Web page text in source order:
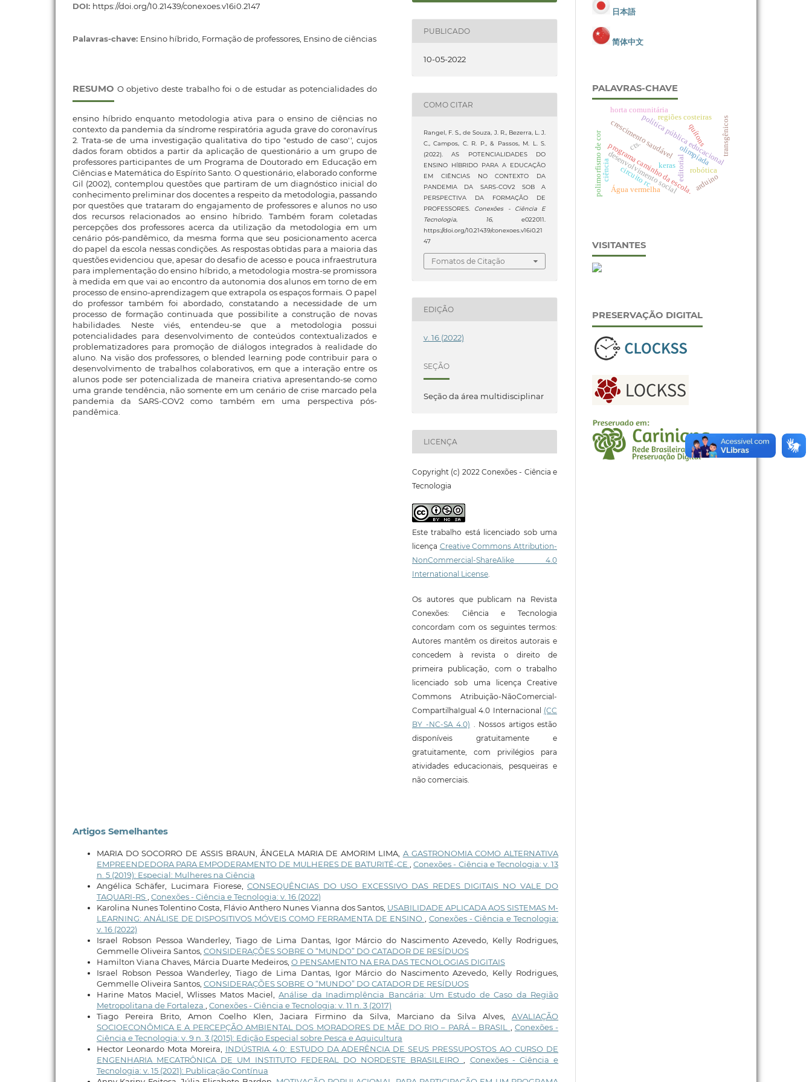
DOI: https://doi.org/10.21439/conexoes.v16i0.2147
Palavras-chave: Ensino híbrido, Formação de professores, Ensino de ciências
RESUMO O objetivo deste trabalho foi o de estudar as potencialidades do
ensino híbrido enquanto metodologia ativa para o ensino de ciências no
contexto da pandemia da síndrome respiratória aguda grave do coronavírus
2. Trata-se de uma investigação qualitativa do tipo "estudo de caso'', cujos
dados foram obtidos a partir da aplicação de questionário a um grupo de
professores participantes de um Programa de Doutorado em Educação em
Ciências e Matemática do Espírito Santo. O questionário, elaborado conforme
Gil (2002), contemplou questões que partiram de um diagnóstico inicial do
conhecimento preliminar dos docentes a respeito da metodologia, passando
por questões que trataram do engajamento de professores e alunos no uso
dos recursos relacionados ao ensino híbrido. Também foram coletadas
percepções dos professores acerca da utilização da metodologia em um
cenário pós-pandêmico, da mesma forma que seu posicionamento acerca
do papel da escola nessas condições. As respostas obtidas para a maioria das
questões evidenciou que, apesar do desafio de acesso e pouca infraestrutura
para implementação do ensino híbrido, a metodologia mostra-se promissora
à medida em que vai ao encontro da autonomia dos alunos em torno de em
processo de ensino-aprendizagem que extrapola os espaços formais. O papel
do professor também foi abordado, constatando a necessidade de um
processo de formação continuada que possibilite a construção de novas
habilidades. Neste viés, entendeu-se que a metodologia possui
potencialidades para desenvolvimento de conteúdos contextualizados e
problematizadores para promoção de diálogos integrados à realidade do
aluno. Na visão dos professores, o blended learning pode contribuir para o
desenvolvimento de trabalhos colaborativos, em que a interação entre os
alunos pode ser potencializada de maneira criativa apresentando-se como
uma grande tendência, não somente em um cenário de crise marcado pela
pandemia da SARS-COV2 como também em uma perspectiva pós-
pandêmica.
PUBLICADO
10-05-2022
COMO CITAR
Rangel, F. S., de Souza, J. R., Bezerra, L. J.
C., Campos, C. R. P., & Passos, M. L. S.
(2022). AS POTENCIALIDADES DO
ENSINO HÍBRIDO PARA A EDUCAÇÃO
EM CIÊNCIAS NO CONTEXTO DA
PANDEMIA DA SARS-COV2 SOB A
PERSPECTIVA DA FORMAÇÃO DE
PROFESSORES. Conexões - Ciência E
Tecnologia, 16, e022011.
https://doi.org/10.21439/conexoes.v16i0.21
47
Fomatos de Citação
EDIÇÃO
v. 16 (2022)
SEÇÃO
Seção da área multidisciplinar
LICENÇA
Copyright (c) 2022 Conexões - Ciência e
Tecnologia
Este trabalho está licenciado sob uma
licença Creative Commons Attribution-
NonCommercial-ShareAlike 4.0
International License.
Os autores que publicam na Revista
Conexões: Ciência e Tecnologia
concordam com os seguintes termos:
Autores mantêm os direitos autorais e
concedem à revista o direito de
primeira publicação, com o trabalho
licenciado sob uma licença Creative
Commons Atribuição-NãoComercial-
CompartilhaIgual 4.0 Internacional (CC
BY -NC-SA 4.0) . Nossos artigos estão
disponíveis gratuitamente e
gratuitamente, com privilégios para
atividades educacionais, pesqueiras e
não comerciais.
Artigos Semelhantes
MARIA DO SOCORRO DE ASSIS BRAUN, ÂNGELA MARIA DE AMORIM LIMA, A GASTRONOMIA COMO ALTERNATIVA
EMPREENDEDORA PARA EMPODERAMENTO DE MULHERES DE BATURITÉ-CE ,Conexões - Ciência e Tecnologia: v. 13
n. 5 (2019): Especial: Mulheres na Ciência
Angélica Schäfer, Lucimara Fiorese,CONSEQUÊNCIAS DO USO EXCESSIVO DAS REDES DIGITAIS NO VALE DO
TAQUARI-RS, Conexões - Ciência e Tecnologia: v. 16 (2022)
Karolina Nunes Tolentino Costa, Flávio Anthero Nunes Vianna dos Santos, USABILIDADE APLICADA AOS SISTEMAS M-
LEARNING: ANÁLISE DE DISPOSITIVOS MÓVEIS COMO FERRAMENTA DE ENSINO , Conexões - Ciência e Tecnologia:
v. 16 (2022)
Israel Robson Pessoa Wanderley, Tiago de Lima Dantas, Igor Márcio do Nascimento Azevedo, Kelly Rodrigues,
Gemmelle Oliveira Santos, CONSIDERAÇÕES SOBRE O “MUNDO” DO CATADOR DE RESÍDUOS
Hamilton Viana Chaves, Márcia Duarte Medeiros, O PENSAMENTO NA ERA DAS TECNOLOGIAS DIGITAIS
Israel Robson Pessoa Wanderley, Tiago de Lima Dantas, Igor Márcio do Nascimento Azevedo, Kelly Rodrigues,
Gemmelle Oliveira Santos, CONSIDERAÇÕES SOBRE O “MUNDO” DO CATADOR DE RESÍDUOS
Harine Matos Maciel, Wlisses Matos Maciel,Análise da Inadimplência Bancária: Um Estudo de Caso da Região
Metropolitana de Fortaleza , Conexões - Ciência e Tecnologia: v. 11 n. 3 (2017)
Tiago Pereira Brito, Amon Coelho Klen, Jaciara Firmino da Silva, Marciano da Silva Alves,AVALIAÇÃO
SOCIOECONÔMICA E A PERCEPÇÃO AMBIENTAL DOS MORADORES DE MÃE DO RIO – PARÁ – BRASIL , Conexões -
Ciência e Tecnologia: v. 9 n. 3 (2015): Edição Especial sobre Pesca e Aquicultura
Hector Leonardo Mota Moreira, INDÚSTRIA 4.0: ESTUDO DA ADERÊNCIA DE SEUS PRESSUPOSTOS AO CURSO DE
ENGENHARIA MECATRÔNICA DE UM INSTITUTO FEDERAL DO NORDESTE BRASILEIRO, Conexões - Ciência e
Tecnologia: v. 15 (2021): Publicação Contínua
日本語
简体中文
PALAVRAS-CHAVE
editorial
olimpíada
política pública educacional
programa caminho da escola.
polimorfismo de cor quítons
regiões costeiras
robótica
keras
desenvolvimento social
crescimento saudável transgênicos
cts.
horta comunitária
Água vermelha
ciência
arduino
circuito rc
VISITANTES
PRESERVAÇÃO DIGITAL